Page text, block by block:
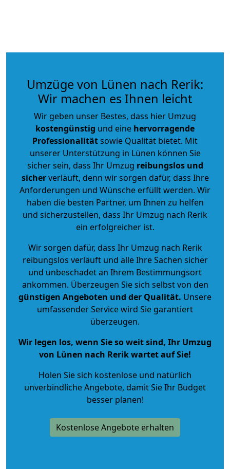
Umzüge von Lünen nach Rerik:
Wir machen es Ihnen leicht
Wir geben unser Bestes, dass hier Umzug
kostengünstig und eine hervorragende
Professionalitätsowie Qualität bietet. Mit
unserer Unterstützung in Lünen können Sie
sicher sein, dass Ihr Umzug reibungslos und
sicherverläuft, denn wir sorgen dafür, dass Ihre
Anforderungen und Wünsche erfüllt werden. Wir
haben die besten Partner, um Ihnen zu helfen
und sicherzustellen, dass Ihr Umzug nach Rerik
ein erfolgreicher ist.
Wir sorgen dafür, dass Ihr Umzug nach Rerik
reibungslos verläuft und alle Ihre Sachen sicher
und unbeschadet an Ihrem Bestimmungsort
ankommen. Überzeugen Sie sich selbst von den
günstigen Angeboten und der Qualität. Unsere
umfassender Service wird Sie garantiert
überzeugen.
Wir legen los, wenn Sie so weit sind, Ihr Umzug
von Lünen nach Rerik wartet auf Sie!
Holen Sie sich kostenlose und natürlich
unverbindliche Angebote, damit Sie Ihr Budget
besser planen!
Kostenlose Angebote erhalten